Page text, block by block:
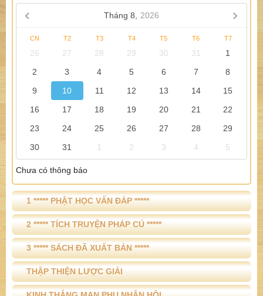
Tháng 8, 2026
CN T2 T3 T4 T5 T6 T7
26 27 28 29 30 31
1
2
3 4 5 6 7
8
9
10 11 12 13 14
15
16
17 18 19 20 21
22
23
24 25 26 27 28
29
30
31 1 2 3 4 5
Chưa có thông báo
1 ***** PHẬT HỌC VẤN ĐÁP *****
2 ***** TÍCH TRUYỆN PHÁP CÚ *****
3 ***** SÁCH ĐÃ XUẤT BẢN *****
THẬP THIỆN LƯỢC GIẢI